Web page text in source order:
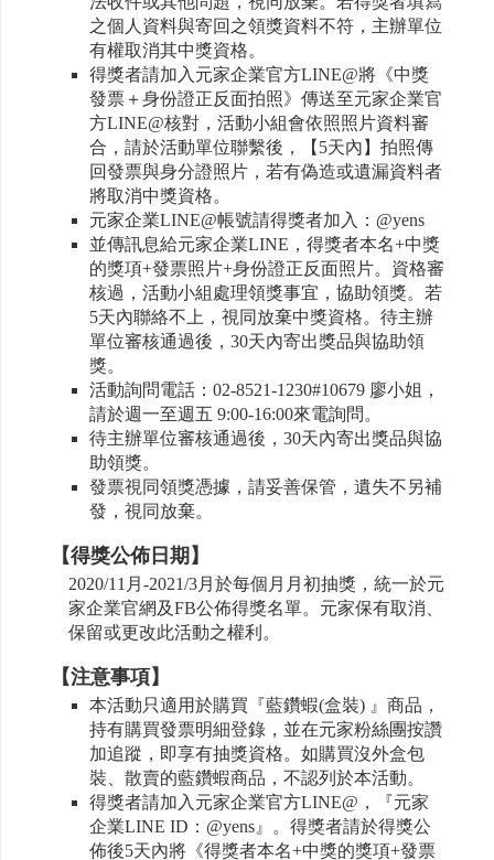
之個人資料與寄回之領獎資料不符，主辦單位
有權取消其中獎資格。
得獎者請加入元家企業官方LINE@將《中獎
發票＋身份證正反面拍照》傳送至元家企業官
方LINE@核對，活動小組會依照照片資料審
合，請於活動單位聯繫後，【5天內】拍照傳
回發票與身分證照片，若有偽造或遺漏資料者
將取消中獎資格。
元家企業LINE@帳號請得獎者加入：@yens
並傳訊息給元家企業LINE，得獎者本名+中獎
的獎項+發票照片+身份證正反面照片。資格審
核過，活動小組處理領獎事宜，協助領獎。若
5天內聯絡不上，視同放棄中獎資格。待主辦
單位審核通過後，30天內寄出獎品與協助領
獎。
活動詢問電話：02-8521-1230#10679 廖小姐，
請於週一至週五 9:00-16:00來電詢問。
待主辦單位審核通過後，30天內寄出獎品與協
助領獎。
發票視同領獎憑據，請妥善保管，遺失不另補
發，視同放棄。
【得獎公佈日期】
2020/11月-2021/3月於每個月月初抽獎，統一於元
家企業官網及FB公佈得獎名單。元家保有取消、
保留或更改此活動之權利。
【注意事項】
本活動只適用於購買『藍鑽蝦(盒裝) 』商品，
持有購買發票明細登錄，並在元家粉絲團按讚
加追蹤，即享有抽獎資格。如購買沒外盒包
裝、散賣的藍鑽蝦商品，不認列於本活動。
得獎者請加入元家企業官方LINE@，『元家
企業LINE ID：@yens』。得獎者請於得獎公
佈後5天內將《得獎者本名+中獎的獎項+發票